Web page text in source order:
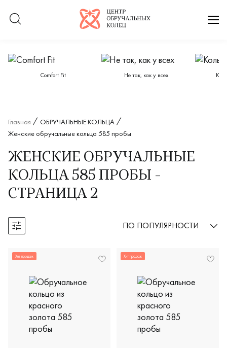
Логотип компании
Категории каталога
Сomfort Fit Не так, как у всех
Главная
ОБРУЧАЛЬНЫЕ КОЛЬЦА
Женские обручальные кольца 585 пробы
ЖЕНСКИЕ ОБРУЧАЛЬНЫЕ
КОЛЬЦА 585 ПРОБЫ -
СТРАНИЦА 2
Открыть фильтры ПО ПОПУЛЯРНОСТИ
Хит продаж Хит продаж